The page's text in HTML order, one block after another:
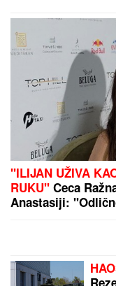
PREPORUKA ZA
"TO MU JE MOJ